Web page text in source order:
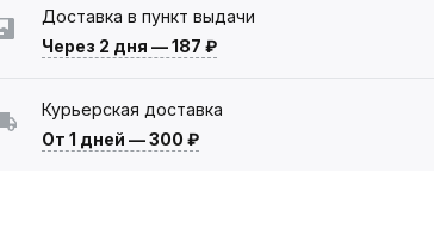
Доставка в пункт выдачи
Через 2 дня —187 ₽
Курьерская доставка
От 1 дней —300 ₽